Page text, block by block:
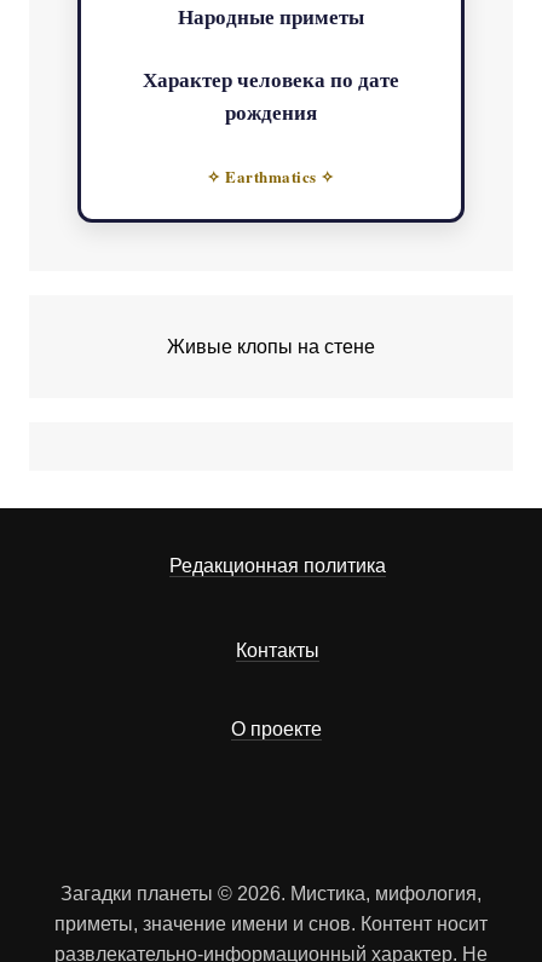
Народные приметы
Характер человека по дате
рождения
✧ Earthmatics ✧
Живые клопы на стене
Редакционная политика
Контакты
О проекте
Загадки планеты © 2026. Мистика, мифология,
приметы, значение имени и снов. Контент носит
развлекательно-информационный характер. Не